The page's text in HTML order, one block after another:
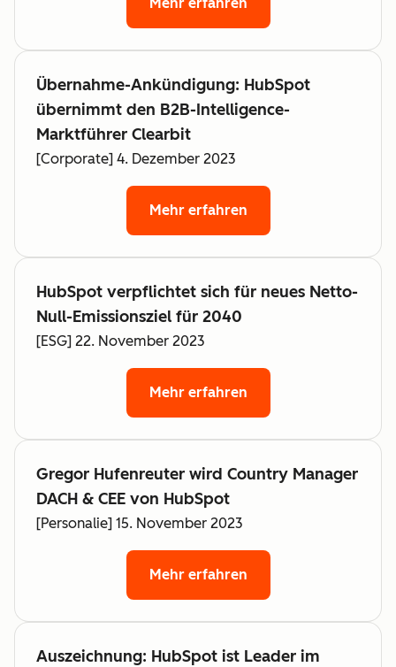
Übernahme-Ankündigung: HubSpot
übernimmt den B2B-Intelligence-
Marktführer Clearbit
[Corporate] 4. Dezember 2023
Mehr erfahren
HubSpot verpflichtet sich für neues Netto-
Null-Emissionsziel für 2040
[ESG] 22. November 2023
Mehr erfahren
Gregor Hufenreuter wird Country Manager
DACH & CEE von HubSpot
[Personalie] 15. November 2023
Mehr erfahren
Auszeichnung: HubSpot ist Leader im